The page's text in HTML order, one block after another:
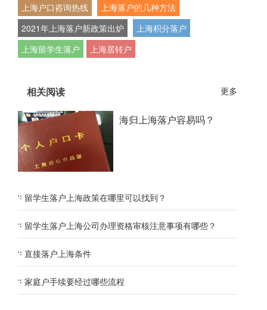
上海户口咨询热线
上海落户的几种方法
2021年上海落户新政策出炉
上海积分落户
上海留学生落户
上海居转户
相关阅读 更多
海归上海落户容易吗？
留学生落户上海政策在哪里可以找到？
留学生落户上海公司办理资格审核注意事项有哪些？
直接落户上海条件
家庭户手续要经过哪些流程